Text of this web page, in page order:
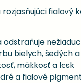
rozjasňujúci fialový
odstraňuje
bielych, šedých
mäkkosť a lesk
a fialové